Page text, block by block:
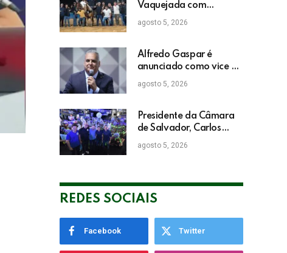
Vaquejada com
Bicampeonato de
Arnaldo Guerrieri
agosto 5, 2026
Alfredo Gaspar é
anunciado como vice de
Flávio Bolsonaro
agosto 5, 2026
Presidente da Câmara
de Salvador, Carlos
Muniz confirma apoio a
ACM Neto: “Irei lutar
agosto 5, 2026
REDES SOCIAIS
Facebook Twitter